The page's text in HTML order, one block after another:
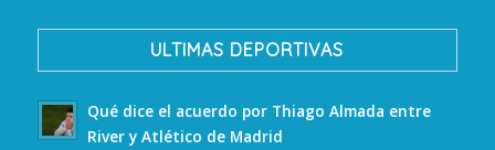
ULTIMAS DEPORTIVAS
Qué dice el acuerdo por Thiago Almada entre
River y Atlético de Madrid